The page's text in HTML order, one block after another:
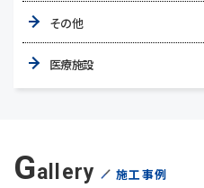
その他
医療施設
Gallery 施工事例